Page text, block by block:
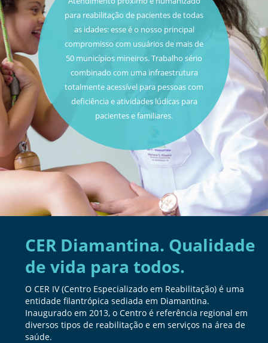
para reabilitação de pacientes de todas
as idades: esse é o nosso principal
compromisso com usuários de mais de
50 municípios mineiros. Trabalho sério
combinado com uma infraestrutura
totalmente acessível para pessoas com
deficiência e atividades lúdicas para
pacientes e familiares.
CER Diamantina. Qualidade
de vida para todos.
O CER IV (Centro Especializado em Reabilitação) é uma
entidade filantrópica sediada em Diamantina.
Inaugurado em 2013, o Centro é referência regional em
diversos tipos de reabilitação e em serviços na área de
saúde.